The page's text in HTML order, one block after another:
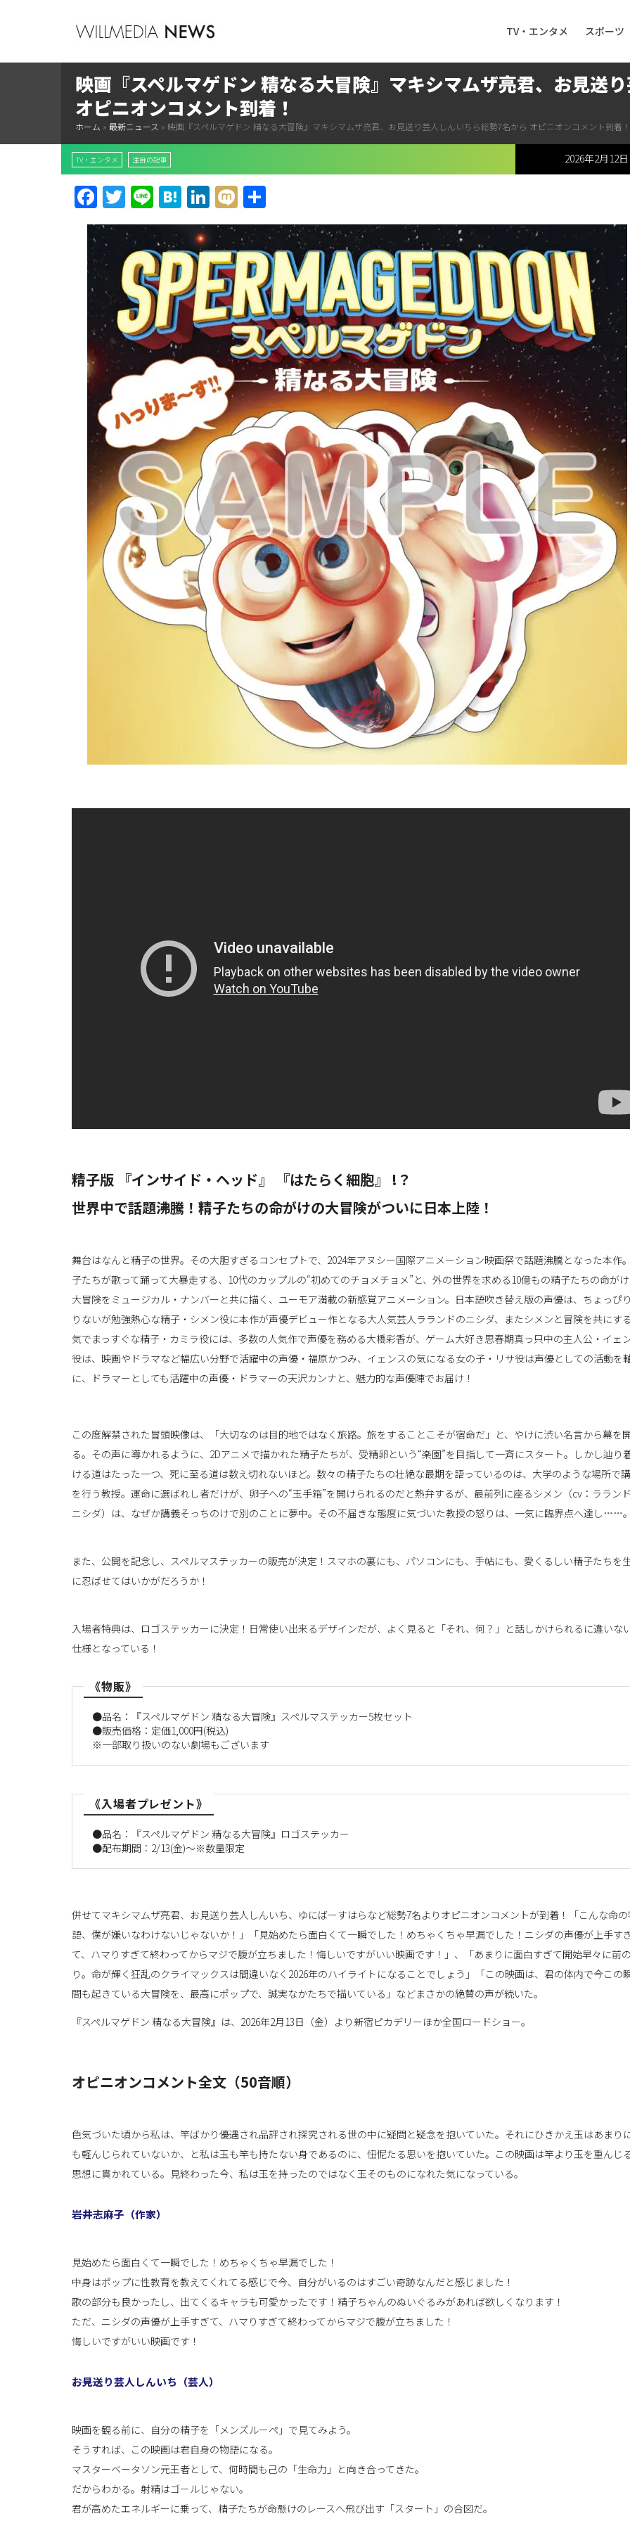
TV・エンタメ スポーツ
映画『スペルマゲドン 精なる大冒険』マキシマムザ亮君、お見送
オピニオンコメント到着！
ホーム » 最新ニュース » 映画『スペルマゲドン 精なる大冒険』マキシマムザ亮君、お見送り芸人しんいちら総勢7名から オピニオンコメント到着！
TV・エンタメ 注目の記事 2026年2月12日
Facebook
Twitter
LineHatena
LinkedIn
Mixi
有
精子版 『インサイド・ヘッド』 『はたらく細胞』 !？
世界中で話題沸騰！精子たちの命がけの大冒険がついに日本上陸！
舞台はなんと精子の世界。その大胆すぎるコンセプトで、2024年アヌシー国際アニメーション映画祭で話題沸騰となった本作
子たちが歌って踊って大暴走する、10代のカップルの“初めてのチョメチョメ”と、外の世界を求める10億もの精子たちの命が
大冒険をミュージカル・ナンバーと共に描く、ユーモア満載の新感覚アニメーション。日本語吹き替え版の声優は、ちょっぴ
りないが勉強熱心な精子・シメン役に本作が声優デビュー作となる大人気芸人ラランドのニシダ、またシメンと冒険を共にす
気でまっすぐな精子・カミラ役には、多数の人気作で声優を務める大橋彩香が、ゲーム大好き思春期真っ只中の主人公・イェ
役は、映画やドラマなど幅広い分野で活躍中の声優・福原かつみ、イェンスの気になる女の子・リサ役は声優としての活動を
に、ドラマーとしても活躍中の声優・ドラマーの天沢カンナと、魅力的な声優陣でお届け！
この度解禁された冒頭映像は、「大切なのは目的地ではなく旅路。旅をすることこそが宿命だ」と、やけに渋い名言から幕を
る。その声に導かれるように、2Dアニメで描かれた精子たちが、受精卵という“楽園”を目指して一斉にスタート。しかし辿り
ける道はたった一つ、死に至る道は数え切れないほど。数々の精子たちの壮絶な最期を語っているのは、大学のような場所で
を行う教授。運命に選ばれし者だけが、卵子への“玉手箱”を開けられるのだと熱弁するが、最前列に座るシメン（cv：ララン
ニシダ）は、なぜか講義そっちのけで別のことに夢中。その不届きな態度に気づいた教授の怒りは、一気に臨界点へ達し……
また、公開を記念し、スペルマステッカーの販売が決定！スマホの裏にも、パソコンにも、手帖にも、愛くるしい精子たちを
に忍ばせてはいかがだろうか！
入場者特典は、ロゴステッカーに決定！日常使い出来るデザインだが、よく見ると「それ、何？」と話しかけられるに違いな
仕様となっている！
《物販》
●品名：『スペルマゲドン 精なる大冒険』スペルマステッカー5枚セット
●販売価格：定価1,000円(税込)
※一部取り扱いのない劇場もございます
《入場者プレゼント》
●品名：『スペルマゲドン 精なる大冒険』ロゴステッカー
●配布期間：2/13(金)～※数量限定
併せてマキシマムザ亮君、お見送り芸人しんいち、ゆにばーすはらなど総勢7名よりオピニオンコメントが到着！「こんな命
語、僕が嫌いなわけないじゃないか！」「見始めたら面白くて一瞬でした！めちゃくちゃ早漏でした！ニシダの声優が上手す
て、ハマりすぎて終わってからマジで腹が立ちました！悔しいですがいい映画です！」、「あまりに面白すぎて開始早々に前
り。命が輝く狂乱のクライマックスは間違いなく2026年のハイライトになることでしょう」「この映画は、君の体内で今この
間も起きている大冒険を、最高にポップで、誠実なかたちで描いている」などまさかの絶賛の声が続いた。
『スペルマゲドン 精なる大冒険』は、2026年2月13日（金）より新宿ピカデリーほか全国ロードショー。
オピニオンコメント全文（50音順）
色気づいた頃から私は、竿ばかり優遇され品評され探究される世の中に疑問と疑念を抱いていた。それにひきかえ玉はあまり
も軽んじられていないか、と私は玉も竿も持たない身であるのに、忸怩たる思いを抱いていた。この映画は竿より玉を重んじ
思想に貫かれている。見終わった今、私は玉を持ったのではなく玉そのものになれた気になっている。
―――岩井志麻子（作家）
見始めたら面白くて一瞬でした！めちゃくちゃ早漏でした！
中身はポップに性教育を教えてくれてる感じで今、自分がいるのはすごい奇跡なんだと感じました！
歌の部分も良かったし、出てくるキャラも可愛かったです！精子ちゃんのぬいぐるみがあれば欲しくなります！
ただ、ニシダの声優が上手すぎて、ハマりすぎて終わってからマジで腹が立ちました！
悔しいですがいい映画です！
―――お見送り芸人しんいち（芸人）
映画を観る前に、自分の精子を「メンズルーペ」で見てみよう。
そうすれば、この映画は君自身の物語になる。
マスターベータソン元王者として、何時間も己の「生命力」と向き合ってきた。
だからわかる。射精はゴールじゃない。
君が高めたエネルギーに乗って、精子たちが命懸けのレースへ飛び出す「スタート」の合図だ。